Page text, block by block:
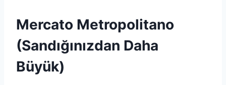
Mercato Metropolitano
(Sandığınızdan Daha
Büyük)